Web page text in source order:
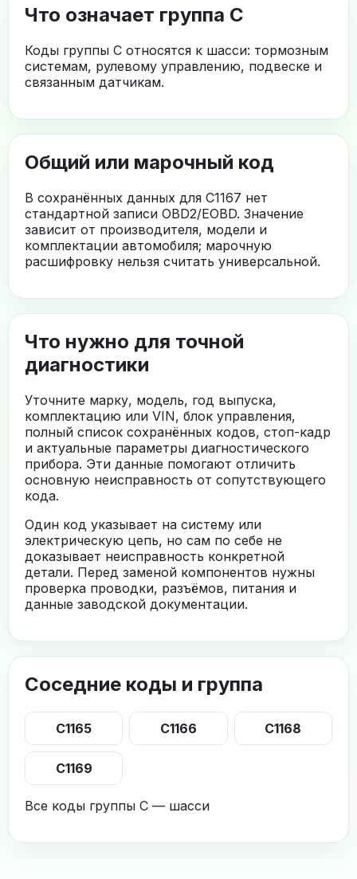
Что означает группа C
Коды группы C относятся к шасси: тормозным
системам, рулевому управлению, подвеске и
связанным датчикам.
Общий или марочный код
В сохранённых данных для C1167 нет
стандартной записи OBD2/EOBD. Значение
зависит от производителя, модели и
комплектации автомобиля; марочную
расшифровку нельзя считать универсальной.
Что нужно для точной
диагностики
Уточните марку, модель, год выпуска,
комплектацию или VIN, блок управления,
полный список сохранённых кодов, стоп-кадр
и актуальные параметры диагностического
прибора. Эти данные помогают отличить
основную неисправность от сопутствующего
кода.
Один код указывает на систему или
электрическую цепь, но сам по себе не
доказывает неисправность конкретной
детали. Перед заменой компонентов нужны
проверка проводки, разъёмов, питания и
данные заводской документации.
Соседние коды и группа
C1165 C1166 C1168
C1169
Все коды группы C — шасси